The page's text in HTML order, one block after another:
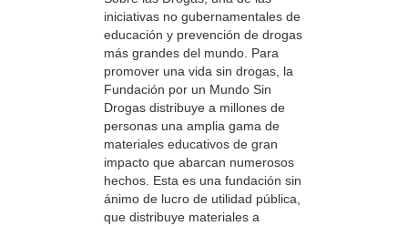
iniciativas no gubernamentales de
educación y prevención de drogas
más grandes del mundo. Para
promover una vida sin drogas, la
Fundación por un Mundo Sin
Drogas distribuye a millones de
personas una amplia gama de
materiales educativos de gran
impacto que abarcan numerosos
hechos. Esta es una fundación sin
ánimo de lucro de utilidad pública,
que distribuye materiales a